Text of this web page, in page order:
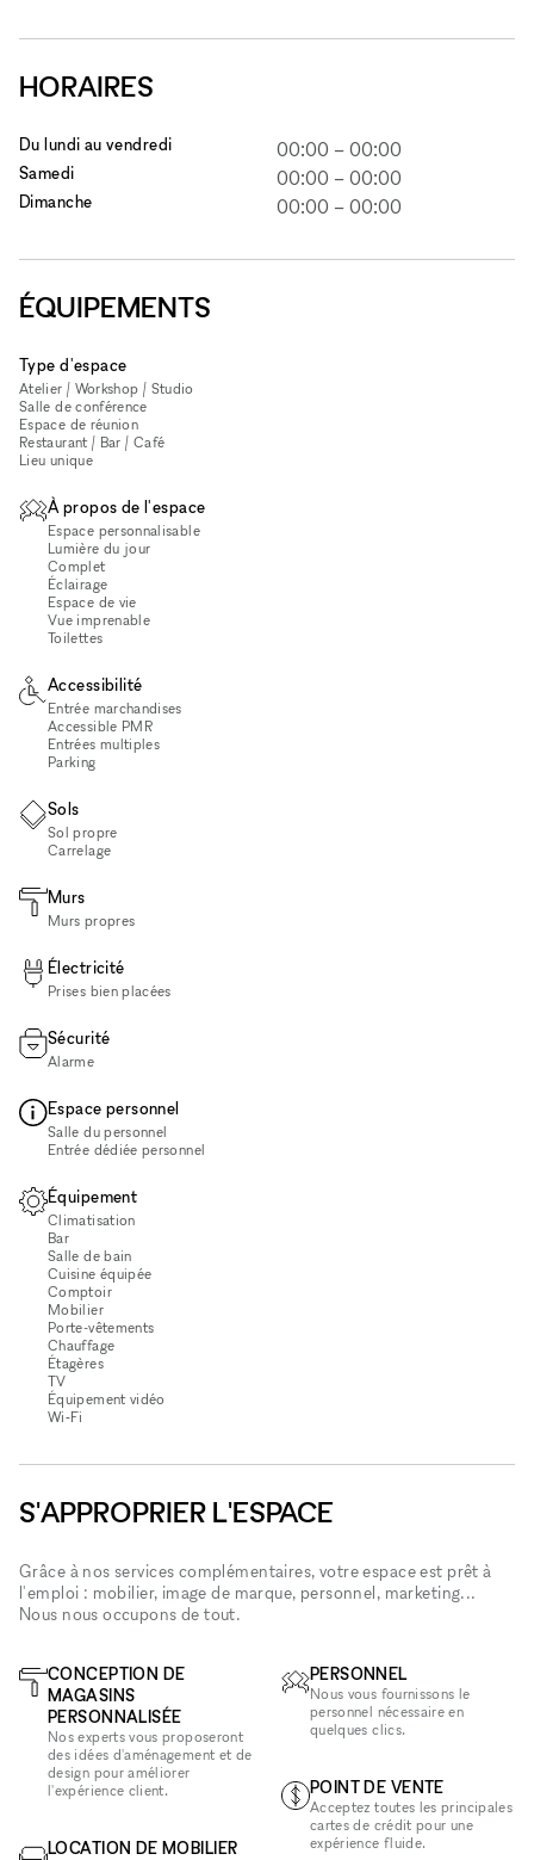
HORAIRES
Du lundi au vendredi 00:00 – 00:00
Samedi 00:00 – 00:00
Dimanche 00:00 – 00:00
ÉQUIPEMENTS
Type d'espace
Atelier / Workshop / Studio
Salle de conférence
Espace de réunion
Restaurant / Bar / Café
Lieu unique
À propos de l'espace
Espace personnalisable
Lumière du jour
Complet
Éclairage
Espace de vie
Vue imprenable
Toilettes
Accessibilité
Entrée marchandises
Accessible PMR
Entrées multiples
Parking
Sols
Sol propre
Carrelage
Murs
Murs propres
Électricité
Prises bien placées
Sécurité
Alarme
Espace personnel
Salle du personnel
Entrée dédiée personnel
Équipement
Climatisation
Bar
Salle de bain
Cuisine équipée
Comptoir
Mobilier
Porte-vêtements
Chauffage
Étagères
TV
Équipement vidéo
Wi‑Fi
S'APPROPRIER L'ESPACE
Grâce à nos services complémentaires, votre espace est prêt à
l'emploi : mobilier, image de marque, personnel, marketing...
Nous nous occupons de tout.
CONCEPTION DE
MAGASINS
PERSONNALISÉE
Nos experts vous proposeront
des idées d'aménagement et de
design pour améliorer
l'expérience client.
LOCATION DE MOBILIER
PERSONNEL
Nous vous fournissons le
personnel nécessaire en
quelques clics.
POINT DE VENTE
Acceptez toutes les principales
cartes de crédit pour une
expérience fluide.